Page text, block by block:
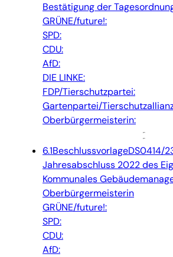
Bestätigung der
GRÜNE/future!:
SPD:
CDU:
AfD:
DIE LINKE:
FDP/Tierschutzpartei:
Gartenpartei/
Oberbürgermeisterin:
6.1BeschlussvorlageDS0414/
Jahresabschluss 2022 des
Kommunales
Oberbürgermeisterin
GRÜNE/future!:
SPD:
CDU:
AfD: